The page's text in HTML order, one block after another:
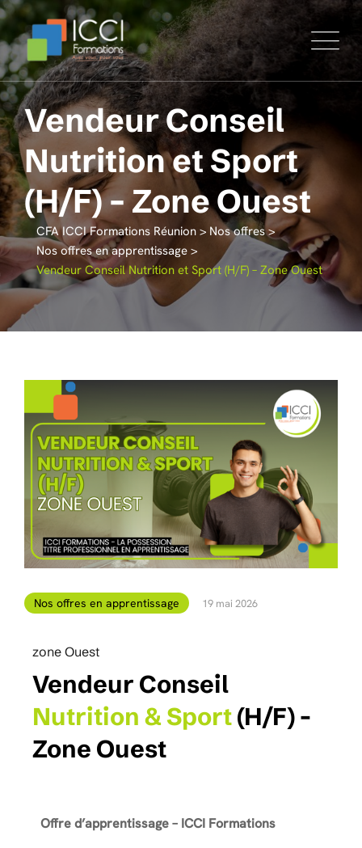
Vendeur Conseil
Nutrition et Sport
(H/F) – Zone Ouest
CFA ICCI Formations Réunion > Nos offres>
Nos offres en apprentissage >
Vendeur Conseil Nutrition et Sport (H/F) – Zone Ouest
Nos offres en apprentissage 19 mai 2026
zone Ouest
Vendeur Conseil
Nutrition & Sport(H/F) -
Zone Ouest
Offre d’apprentissage – ICCI Formations